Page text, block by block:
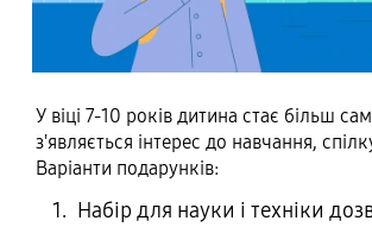
У віці 7-10 років дитина стає більш
з'являється інтерес до навчання,
Варіанти подарунків:
Набір для науки і техніки